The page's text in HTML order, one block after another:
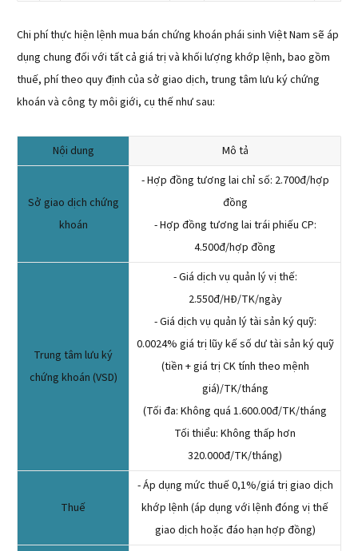
Chi phí thực hiện lệnh mua bán chứng khoán phái sinh Việt Nam sẽ áp
dụng chung đối với tất cả giá trị và khối lượng khớp lệnh, bao gồm
thuế, phí theo quy định của sở giao dịch, trung tâm lưu ký chứng
khoán và công ty môi giới, cụ thế như sau:
Nội dung Mô tả
Sở giao dịch chứng
khoán
- Hợp đồng tương lai chỉ số: 2.700đ/hợp
đồng
- Hợp đồng tương lai trái phiếu CP:
4.500đ/hợp đồng
Trung tâm lưu ký
chứng khoán (VSD)
- Giá dịch vụ quản lý vị thế:
2.550đ/HĐ/TK/ngày
- Giá dịch vụ quản lý tài sản ký quỹ:
0.0024% giá trị lũy kế số dư tài sản ký quỹ
(tiền + giá trị CK tính theo mệnh
giá)/TK/tháng
(Tối đa: Không quá 1.600.00đ/TK/tháng
Tối thiểu: Không thấp hơn
320.000đ/TK/tháng)
Thuế
- Áp dụng mức thuế 0,1%/giá trị giao dịch
khớp lệnh (áp dụng với lệnh đóng vị thế
giao dịch hoặc đáo hạn hợp đồng)